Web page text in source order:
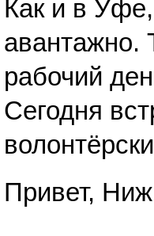
Как и в
авантажно.
рабочий
Сегодня
Привет,